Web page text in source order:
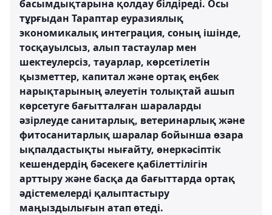
басымдықтарына қолдау білдіреді. Осы
тұрғыдан Тараптар еуразиялық
экономикалық интеграция, соның ішінде,
тосқауылсыз, алып тастаулар мен
шектеулерсіз, тауарлар, көрсетілетін
қызметтер, капитал және ортақ еңбек
нарықтарының әлеуетін толықтай ашып
көрсетуге бағытталған шараларды
әзірлеуде санитарлық, ветеринарлық және
фитосанитарлық шаралар бойынша өзара
ықпалдастықты нығайту, өнеркәсіптік
кешендердің бәсекеге қабілеттілігін
арттыру және басқа да бағыттарда ортақ
әдістемелерді қалыптастыру
маңыздылығын атап өтеді.